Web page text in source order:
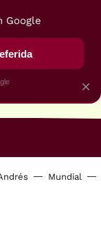
Mundial
×
Google